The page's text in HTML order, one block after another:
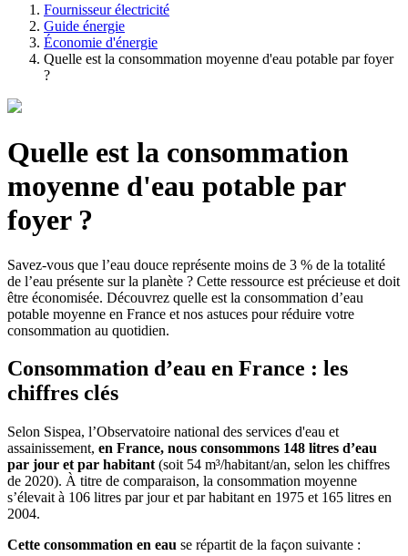
Fournisseur électricité
Guide énergie
Économie d'énergie
Quelle est la consommation moyenne d'eau potable par foyer
?
Quelle est la consommation
moyenne d'eau potable par
foyer ?
Savez-vous que l’eau douce représente moins de 3 % de la totalité
de l’eau présente sur la planète ? Cette ressource est précieuse et doit
être économisée. Découvrez quelle est la consommation d’eau
potable moyenne en France et nos astuces pour réduire votre
consommation au quotidien.
Consommation d’eau en France : les
chiffres clés
Selon Sispea, l’Observatoire national des services d'eau et
assainissement, en France, nous consommons 148 litres d’eau
par jour et par habitant (soit 54 m³/habitant/an, selon les chiffres
de 2020). À titre de comparaison, la consommation moyenne
s’élevait à 106 litres par jour et par habitant en 1975 et 165 litres en
2004.
Cette consommation en eau se répartit de la façon suivante :